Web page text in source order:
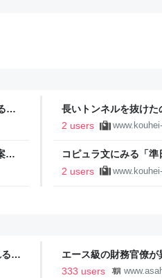
コ
長いトンネルを抜け
都案内と文章研究に
2 users
内
コピュラ文にみる「
文章研究について
2 users
の
エース級の財務官僚
新聞
333 users